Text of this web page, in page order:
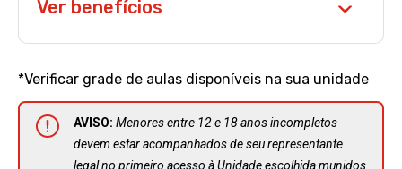
Ver benefícios
*Verificar grade de aulas disponíveis na sua unidade
AVISO: Menores entre 12 e 18 anos incompletos
devem estar acompanhados de seu representante
legal no primeiro acesso à Unidade escolhida munidos